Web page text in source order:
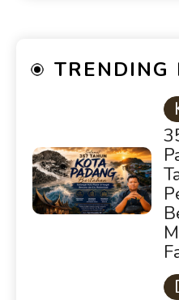
TRENDING